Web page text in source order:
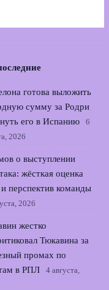
готова выложить
сумму за Родри
его в Испанию
6
2026
о выступлении
жёсткая оценка
перспектив команды
2026
жестко
Тюкавина за
промах по
в РПЛ
4 августа,